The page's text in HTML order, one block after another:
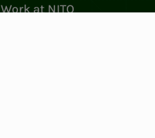
Work at NITO